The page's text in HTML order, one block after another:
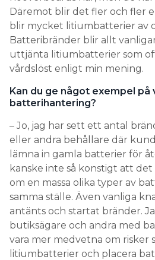
Däremot blir det fler och fler
blir mycket litiumbatterier av
Batteribränder blir allt
uttjänta litiumbatterier som
vårdslöst enligt min mening.
Kan du ge något exempel på
batterihantering?
– Jo, jag har sett ett antal
eller andra behållare där
lämna in gamla batterier för
kanske inte så konstigt att
om en massa olika typer av
samma ställe. Även vanliga
antänts och startat bränder.
butiksägare och andra med
vara mer medvetna om risker
litiumbatterier och placera